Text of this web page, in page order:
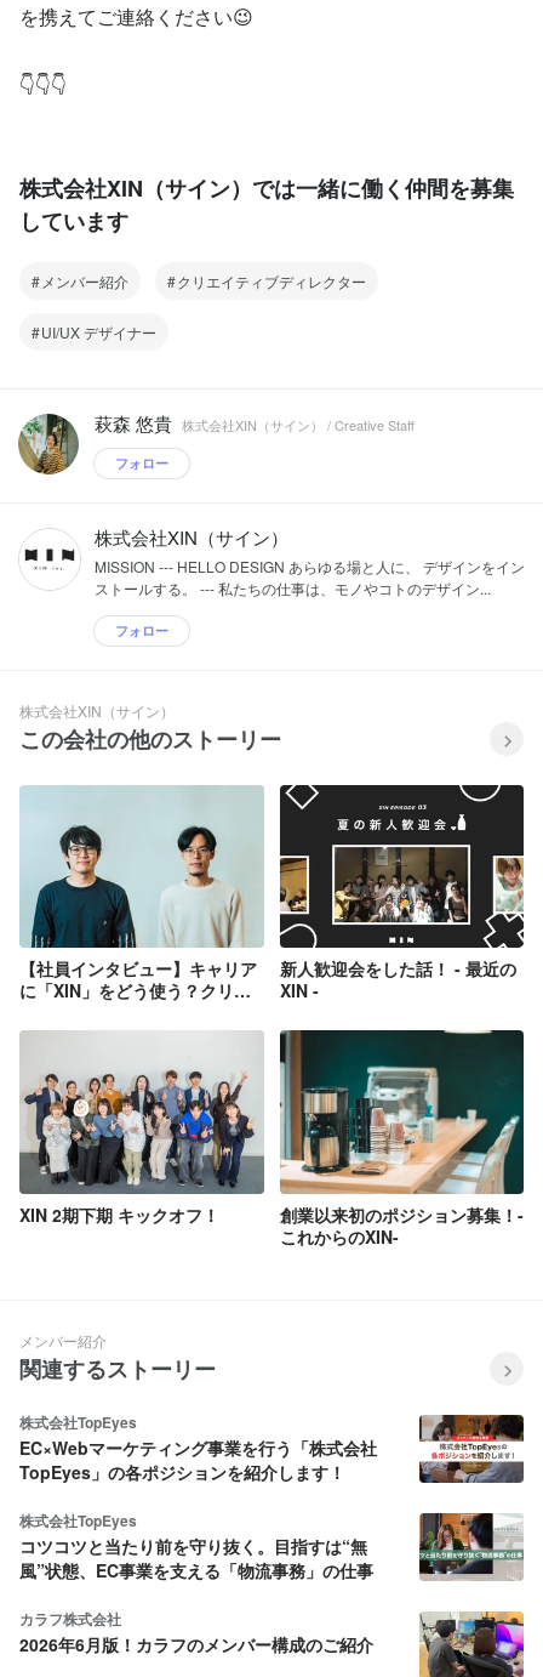
を携えてご連絡ください😉
👇👇👇
株式会社XIN（サイン）では一緒に働く仲間を募集
しています
メンバー紹介 クリエイティブディレクター
UI/UX デザイナー
萩森 悠貴 株式会社XIN（サイン） / Creative Staff
フォロー
株式会社XIN（サイン）
MISSION --- HELLO DESIGN あらゆる場と人に、 デザインをイン
ストールする。 --- 私たちの仕事は、モノやコトのデザイン...
フォロー
株式会社XIN（サイン）
この会社の他のストーリー
【社員インタビュー】キャリア
に「XIN」をどう使う？クリエ
音
新人歓迎会をした話！ - 最近の
XIN -
XIN 2期下期 キックオフ！
創業以来初のポジション募集！-
これからのXIN-
メンバー紹介
関連するストーリー
株式会社TopEyes
EC×Webマーケティング事業を行う「株式会社
TopEyes」の各ポジションを紹介します！
株式会社TopEyes
コツコツと当たり前を守り抜く。目指すは“無
風”状態、EC事業を支える「物流事務」の仕事
カラフ株式会社
2026年6月版！カラフのメンバー構成のご紹介